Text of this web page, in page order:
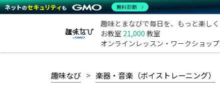
趣味とまなびで毎日を、もっと楽しく
お教室 21,000 教室
オンラインレッスン・ワークショップ
趣味なび 楽器・音楽（ボイストレーニング）
無料診断